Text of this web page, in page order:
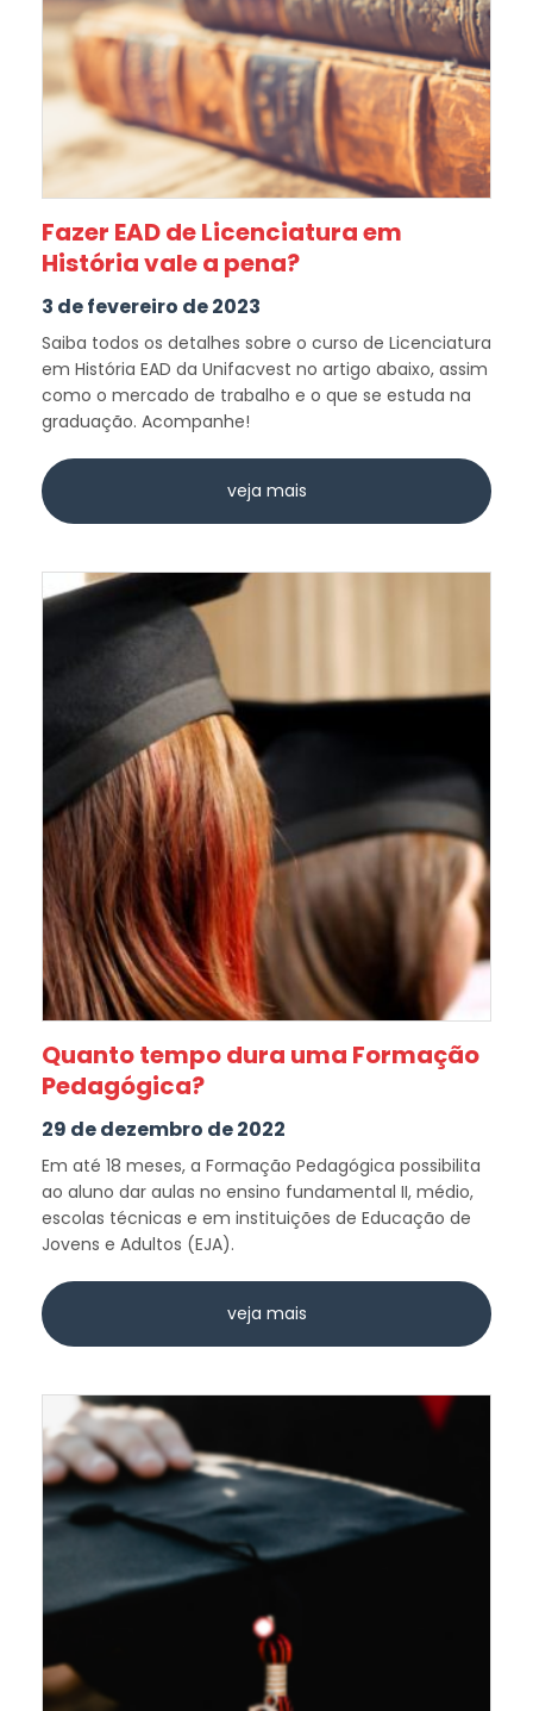
Fazer EAD de Licenciatura em
História vale a pena?
3 de fevereiro de 2023
Saiba todos os detalhes sobre o curso de Licenciatura
em História EAD da Unifacvest no artigo abaixo, assim
como o mercado de trabalho e o que se estuda na
graduação. Acompanhe!
veja mais
Quanto tempo dura uma Formação
Pedagógica?
29 de dezembro de 2022
Em até 18 meses, a Formação Pedagógica possibilita
ao aluno dar aulas no ensino fundamental II, médio,
escolas técnicas e em instituições de Educação de
Jovens e Adultos (EJA).
veja mais